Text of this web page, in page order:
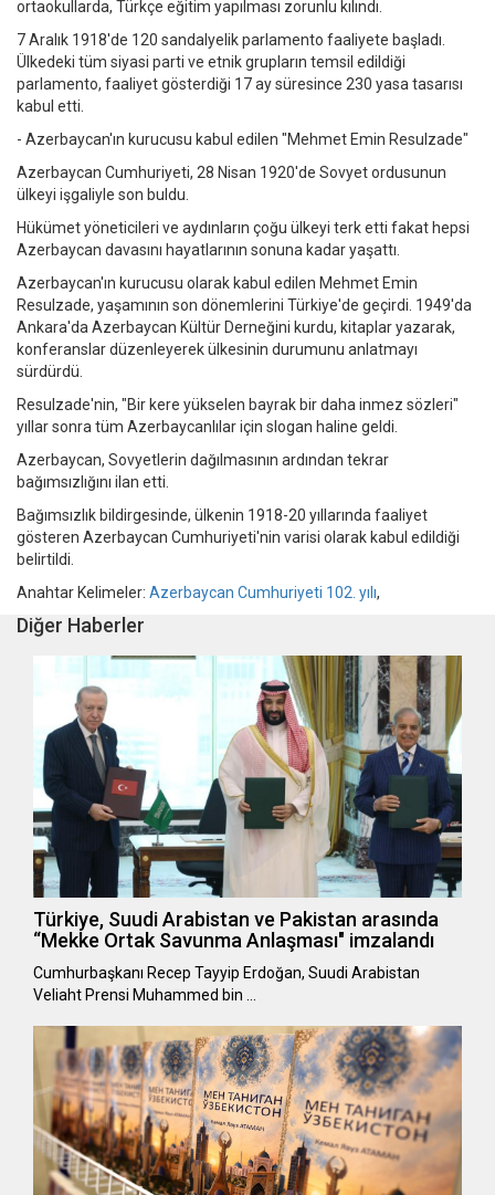
ortaokullarda, Türkçe eğitim yapılması zorunlu kılındı.
7 Aralık 1918'de 120 sandalyelik parlamento faaliyete başladı.
Ülkedeki tüm siyasi parti ve etnik grupların temsil edildiği
parlamento, faaliyet gösterdiği 17 ay süresince 230 yasa tasarısı
kabul etti.
- Azerbaycan'ın kurucusu kabul edilen "Mehmet Emin Resulzade"
Azerbaycan Cumhuriyeti, 28 Nisan 1920'de Sovyet ordusunun
ülkeyi işgaliyle son buldu.
Hükümet yöneticileri ve aydınların çoğu ülkeyi terk etti fakat hepsi
Azerbaycan davasını hayatlarının sonuna kadar yaşattı.
Azerbaycan'ın kurucusu olarak kabul edilen Mehmet Emin
Resulzade, yaşamının son dönemlerini Türkiye'de geçirdi. 1949'da
Ankara'da Azerbaycan Kültür Derneğini kurdu, kitaplar yazarak,
konferanslar düzenleyerek ülkesinin durumunu anlatmayı
sürdürdü.
Resulzade'nin, "Bir kere yükselen bayrak bir daha inmez sözleri"
yıllar sonra tüm Azerbaycanlılar için slogan haline geldi.
Azerbaycan, Sovyetlerin dağılmasının ardından tekrar
bağımsızlığını ilan etti.
Bağımsızlık bildirgesinde, ülkenin 1918-20 yıllarında faaliyet
gösteren Azerbaycan Cumhuriyeti'nin varisi olarak kabul edildiği
belirtildi.
Anahtar Kelimeler: Azerbaycan Cumhuriyeti 102. yılı,
Diğer Haberler
Türkiye, Suudi Arabistan ve Pakistan arasında
“Mekke Ortak Savunma Anlaşması" imzalandı
Cumhurbaşkanı Recep Tayyip Erdoğan, Suudi Arabistan
Veliaht Prensi Muhammed bin …